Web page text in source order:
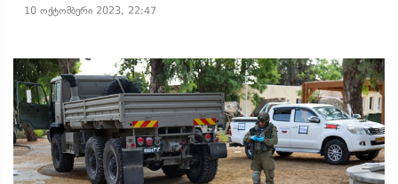
10 ოქტომბერი 2023, 22:47